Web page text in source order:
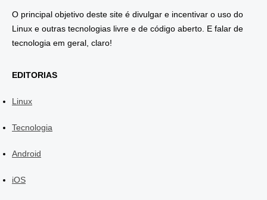
O principal objetivo deste site é divulgar e incentivar o uso do
Linux e outras tecnologias livre e de código aberto. E falar de
tecnologia em geral, claro!
EDITORIAS
Linux
Tecnologia
Android
iOS